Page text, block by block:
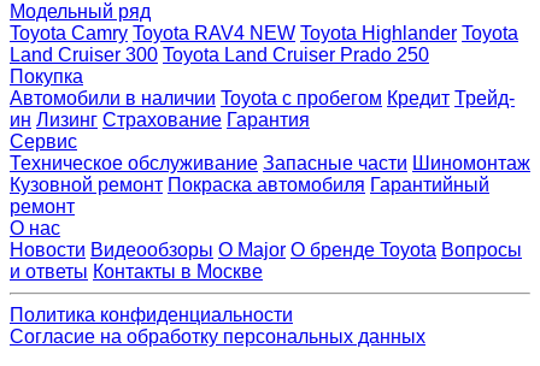
Модельный ряд
Toyota Camry Toyota RAV4 NEW Toyota Highlander Toyota
Land Cruiser 300 Toyota Land Cruiser Prado 250
Покупка
Автомобили в наличии Toyota с пробегом Кредит Трейд-
ин Лизинг Страхование Гарантия
Сервис
Техническое обслуживание Запасные части Шиномонтаж
Кузовной ремонт Покраска автомобиля Гарантийный
ремонт
О нас
Новости Видеообзоры О Major О бренде Toyota Вопросы
и ответы Контакты в Москве
Политика конфиденциальности
Согласие на обработку персональных данных